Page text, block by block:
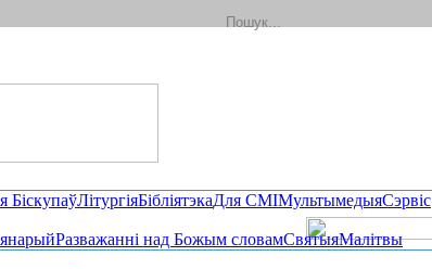
БіскупаўЛітургіяБібліятэкаДля СМІМультымедыяСэрвіс
Разважанні над Божым словамСвятыяМалітвы